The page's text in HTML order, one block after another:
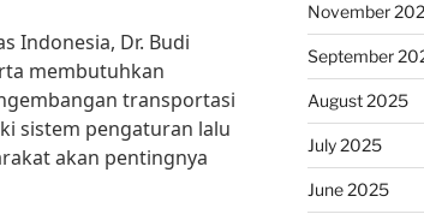
Indonesia, Dr. Budi
membutuhkan
transportasi
sistem pengaturan lalu
akan pentingnya
November
September
August 2025
July 2025
June 2025